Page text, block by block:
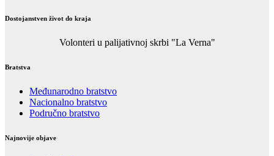
Dostojanstven život do kraja
Volonteri u palijativnoj skrbi "La Verna"
Bratstva
Međunarodno bratstvo
Nacionalno bratstvo
Područno bratstvo
Najnovije objave